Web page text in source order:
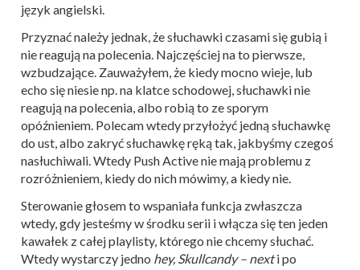
język angielski.
Przyznać należy jednak, że słuchawki czasami się gubią i
nie reagują na polecenia. Najczęściej na to pierwsze,
wzbudzające. Zauważyłem, że kiedy mocno wieje, lub
echo się niesie np. na klatce schodowej, słuchawki nie
reagują na polecenia, albo robią to ze sporym
opóźnieniem. Polecam wtedy przyłożyć jedną słuchawkę
do ust, albo zakryć słuchawkę ręką tak, jakbyśmy czegoś
nasłuchiwali. Wtedy Push Active nie mają problemu z
rozróżnieniem, kiedy do nich mówimy, a kiedy nie.
Sterowanie głosem to wspaniała funkcja zwłaszcza
wtedy, gdy jesteśmy w środku serii i włącza się ten jeden
kawałek z całej playlisty, którego nie chcemy słuchać.
Wtedy wystarczy jedno hey, Skullcandy – nexti po